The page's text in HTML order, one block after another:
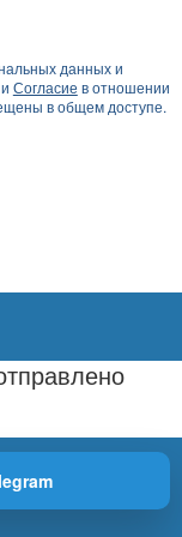
данных и
и Согласие в отношении
в общем доступе.